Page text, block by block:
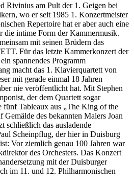
Rivinius am Pult der 1. Geigen bei
wo er seit 1985 1. Konzertmeister
Repertoire hat er aber auch eine
die intime Form der Kammermusik.
mit seinen Brüdern das
Für das letzte Kammerkonzert der
spannendes Programm
macht das 1. Klavierquartett von
mit gerade einmal 18 Jahren
nie veröffentlicht hat. Mit Stephen
der dem Quartett sogar
fünf Tableaux aus „The King of the
Gemälde des bekannten Malers Joan
schließlich das ausladende
Scheinpflug, der hier in Duisburg
Vor ziemlich genau 100 Jahren war
des Orchesters. Das Konzert
mit der Duisburger
im 11. und 12. Philharmonischen